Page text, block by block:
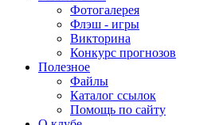
Фотогалерея
Флэш - игры
Викторина
Конкурс прогнозов
Полезное
Файлы
Каталог ссылок
Помощь по сайту